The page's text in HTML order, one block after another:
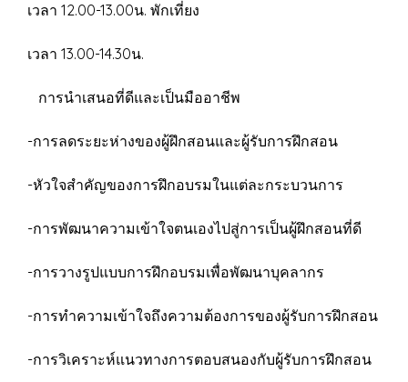
เวลา 12.00-13.00น. พักเที่ยง
เวลา 13.00-14.30น.
การนําเสนอที่ดีและเป็นมืออาชีพ
-การลดระยะห่างของผู้ฝึกสอนและผู้รับการฝึกสอน
-หัวใจสำคัญของการฝึกอบรมในแต่ละกระบวนการ
-การพัฒนาความเข้าใจตนเองไปสู่การเป็นผู้ฝึกสอนที่ดี
-การวางรูปแบบการฝึกอบรมเพื่อพัฒนาบุคลากร
-การทำความเข้าใจถึงความต้องการของผู้รับการฝึกสอน
-การวิเคราะห์แนวทางการตอบสนองกับผู้รับการฝึกสอน